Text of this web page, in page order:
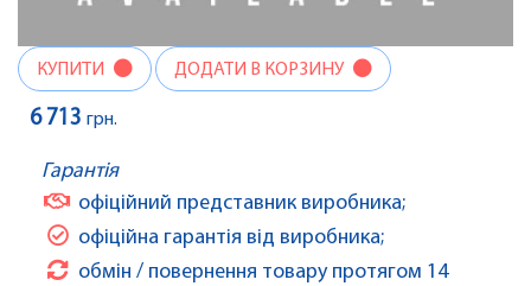
КУПИТИ ДОДАТИ В КОРЗИНУ
6 713 грн.
Гарантія
офіційний представник виробника;
офіційна гарантія від виробника;
обмін / повернення товару протягом 14